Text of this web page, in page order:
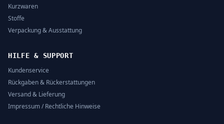
Kurzwaren
Stoffe
Verpackung & Ausstattung
HILFE & SUPPORT
Kundenservice
Rückgaben & Rückerstattungen
Versand & Lieferung
Impressum / Rechtliche Hinweise